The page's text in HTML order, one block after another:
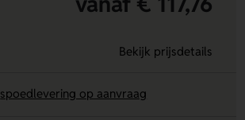
Bekijk prijsdetails
spoedlevering op aanvraag